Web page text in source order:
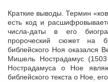
Краткие выводы. Термин
есть код и
числа-даты в его
пророческий сюжет на
библейского Ноя оказался
Мишель Нострадамус
Нострадамуса о Ное
библейского текста о Ное,